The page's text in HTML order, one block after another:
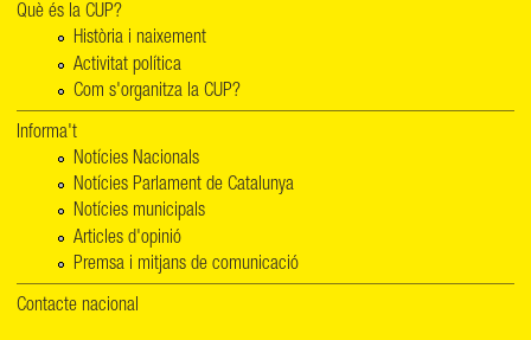
Què és la CUP?
Història i naixement
Activitat política
Com s'organitza la CUP?
Informa't
Notícies Nacionals
Notícies Parlament de Catalunya
Notícies municipals
Articles d'opinió
Premsa i mitjans de comunicació
Contacte nacional